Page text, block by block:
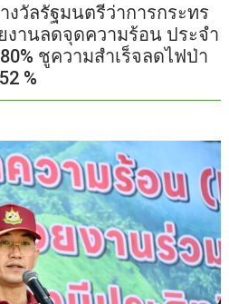
วัลรัฐมนตรีว่าการกระทร
งานลดจุดความร้อน ประจำ
ชูความสำเร็จลดไฟป่า
%